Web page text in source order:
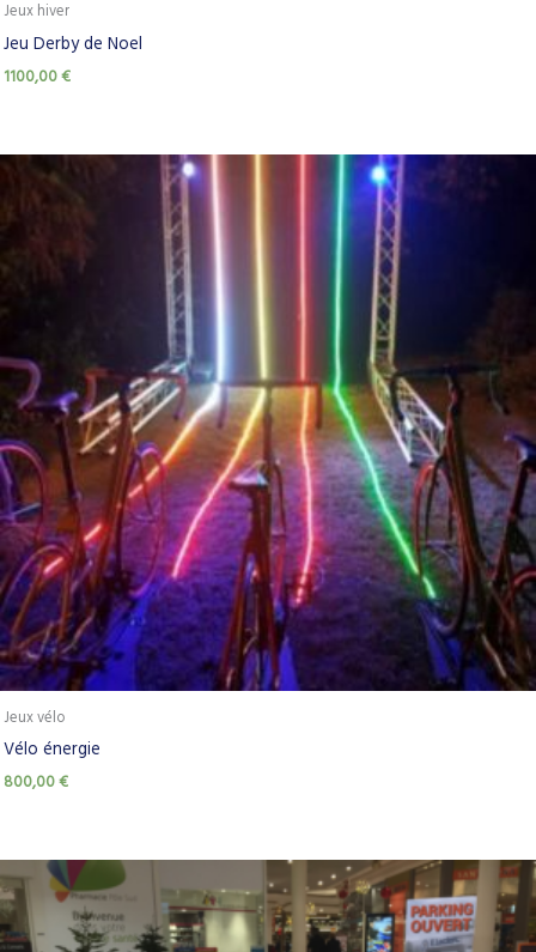
Jeux hiver
Jeu Derby de Noel
1100,00€
Jeux vélo
Vélo énergie
800,00€